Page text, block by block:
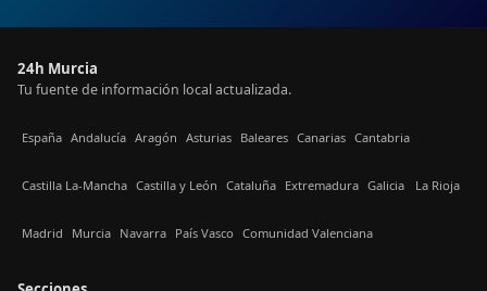
24h Murcia
Tu fuente de información local actualizada.
España Andalucía Aragón Asturias Baleares Canarias Cantabria
Castilla La-Mancha Castilla y León Cataluña Extremadura Galicia La Rioja
Madrid Murcia Navarra País Vasco Comunidad Valenciana